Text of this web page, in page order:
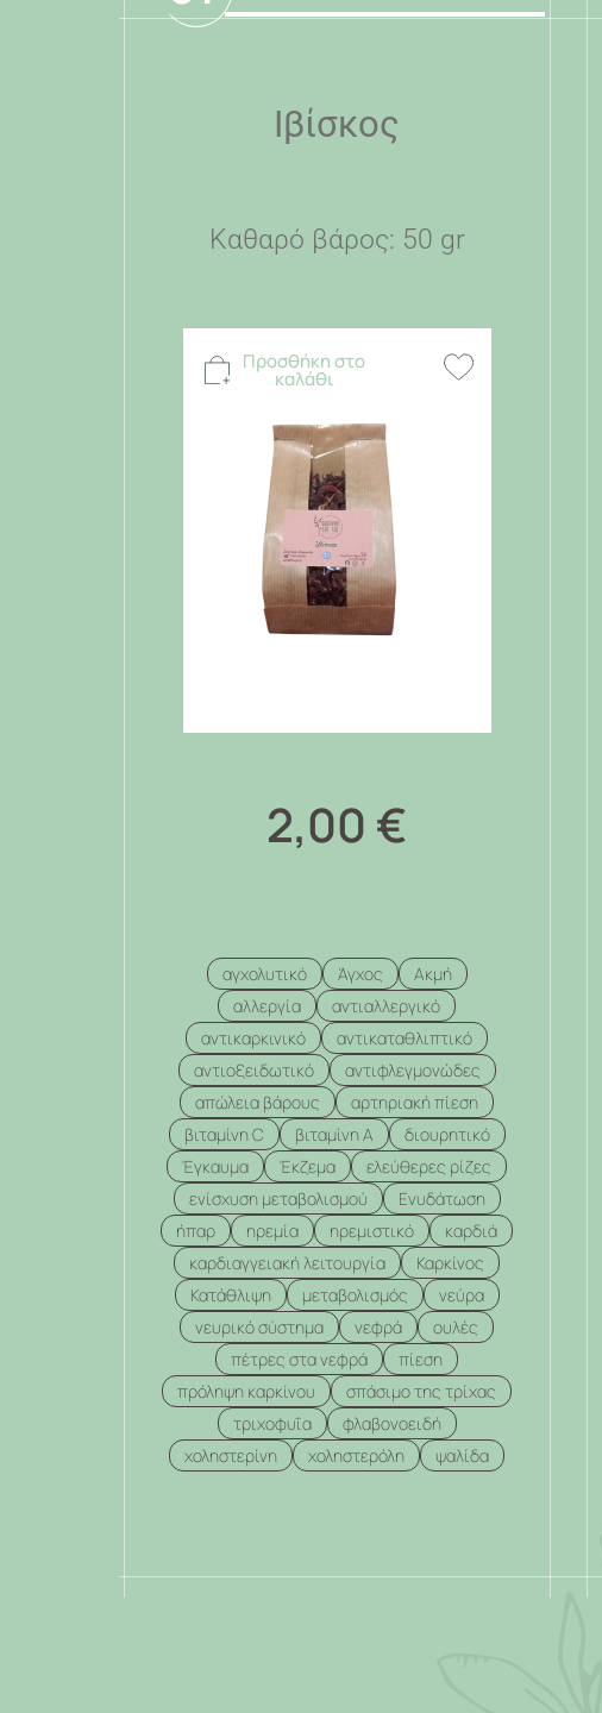
Ιβίσκος
Καθαρό βάρος: 50 gr
Προσθήκη στο
καλάθι
2,00 €
αγχολυτικό Άγχος
Ακμή
αλλεργία
αντιαλλεργικό
αντικαρκινικό
αντικαταθλιπτικό
αντιοξειδωτικό
αντιφλεγμονώδες
απώλεια βάρους
αρτηριακή πίεση
βιταμίνη C
βιταμίνη Α
διουρητικό
Έγκαυμα
Έκζεμα
ελεύθερες ρίζες
ενίσχυση μεταβολισμού
Ενυδάτωση
ήπαρ
ηρεμία ηρεμιστικό
καρδιά
καρδιαγγειακή λειτουργία
Καρκίνος
Κατάθλιψη
μεταβολισμός
νεύρα
νευρικό σύστημα
νεφρά
ουλές
πέτρες στα νεφρά
πίεση
πρόληψη καρκίνου
σπάσιμο της τρίχας
τριχοφυΐα
φλαβονοειδή
χοληστερίνη
χοληστερόλη ψαλίδα
.